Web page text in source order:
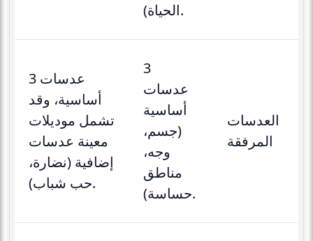
الحياة).
العدسات
المرفقة
3
عدسات
أساسية
(جسم،
وجه،
مناطق
حساسة).
3 عدسات
أساسية، وقد
تشمل موديلات
معينة عدسات
إضافية (نضارة،
حب شباب).